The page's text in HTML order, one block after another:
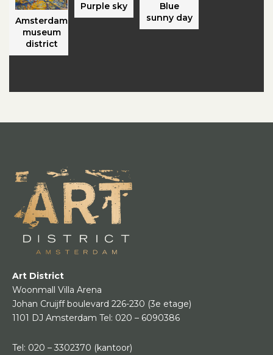
Amsterdam
museum
district
Purple sky
Blue
sunny day
Art District
Woonmall Villa Arena
Johan Cruijff boulevard 226-230 (3e etage)
1101 DJ Amsterdam Tel: 020 – 6090386
Tel: 020 – 3302370 (kantoor)